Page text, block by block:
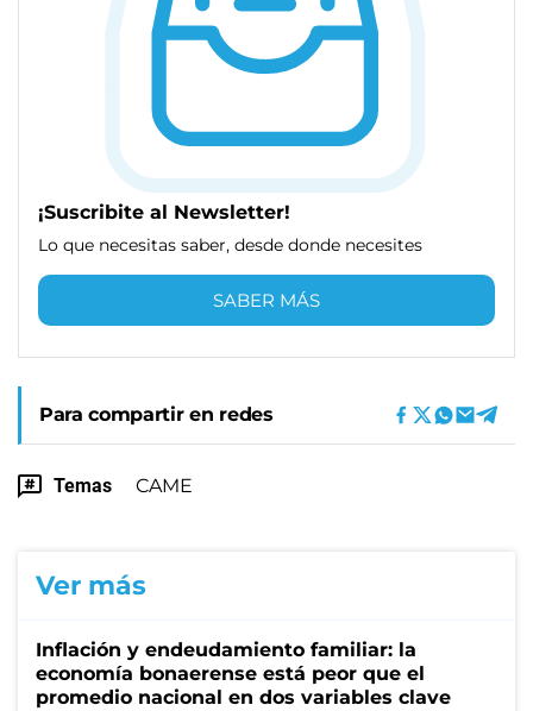
¡Suscribite al Newsletter!
Lo que necesitas saber, desde donde necesites
SABER MÁS
Para compartir en redes
Temas CAME
Ver más
Inflación y endeudamiento familiar: la
economía bonaerense está peor que el
promedio nacional en dos variables clave